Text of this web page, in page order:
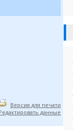
Версия для печати
данные